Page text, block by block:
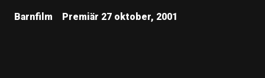
Barnfilm Premiär 27 oktober, 2001